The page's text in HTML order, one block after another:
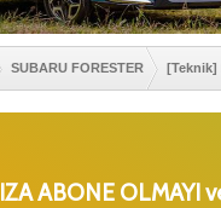
SUBARU FORESTER [Teknik]
ABONE OLMAYI